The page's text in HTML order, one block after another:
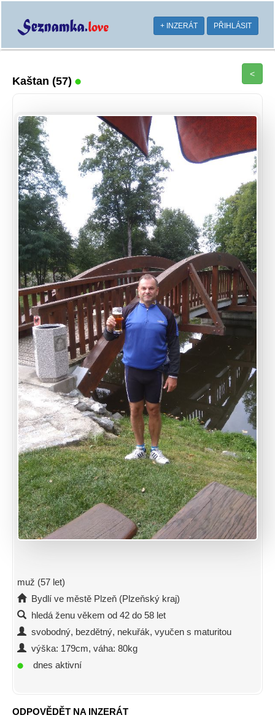
+ INZERÁT PŘIHLÁSIT
Kaštan (57)
<
muž (57 let)
Bydlí ve městě Plzeň (Plzeňský kraj)
hledá ženu věkem od 42 do 58 let
svobodný, bezdětný, nekuřák, vyučen s maturitou
výška: 179cm, váha: 80kg
dnes aktivní
ODPOVĚDĚT NA INZERÁT